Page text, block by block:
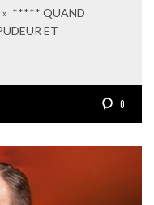
» ***** QUAND
ET
0